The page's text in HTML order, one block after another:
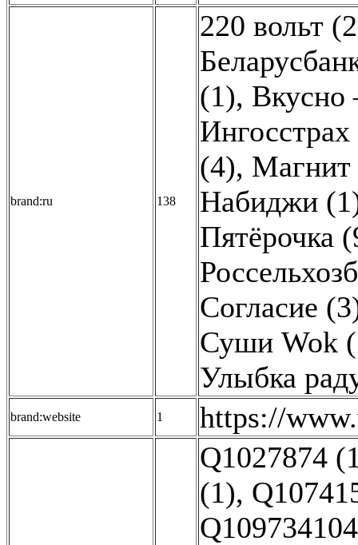
brand:ru 138
220 вольт
(1), Вкусно
(4), Магнит
Набиджи
Пятёрочка
Согласие
Суши Wok
Улыбка
brand:website 1 https://
Q1027874
(1),